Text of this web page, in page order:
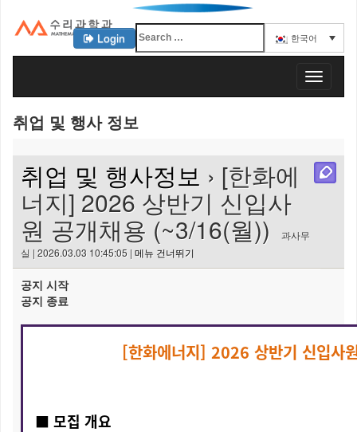
KAIST 수리과학과
Login 한국어
T
o
t
취업 및 행사 정보
취업 및 행사정보 › [한화에
너지] 2026 상반기 신입사
원 공개채용 (~3/16(월))
과사무
실 | 2026.03.03 10:45:05 | 메뉴 건너뛰기
공지 시작
공지 종료
[한화에너지] 2026 상반기 신입사
■ 모집 개요